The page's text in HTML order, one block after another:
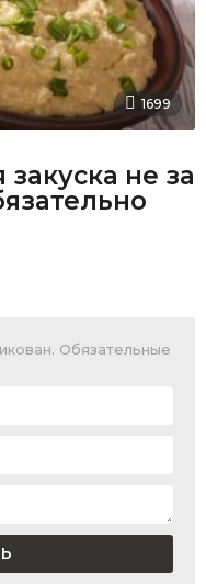
1699
не за
Обязательные